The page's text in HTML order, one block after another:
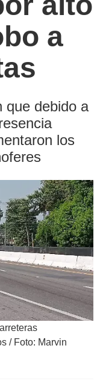
a
que debido a
los
/ Foto: Marvin